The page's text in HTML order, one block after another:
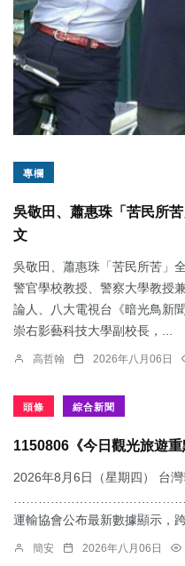
專欄
吳敬田、蕭惠珠「苦民所
文
吳敬田、蕭惠珠「苦民所苦」
警官學校教授、警察大學教授
論人、八大電視台《暗光鳥新
崇右影藝科技大學副校長，...
高哲翰 2026年八月06日
頭條 綜合新聞
1150806《今日觀光旅遊重
2026年8月6日（星期四） 台
……………………………………… 1.​
運輸協會公布最新數據顯示，
簡安 2026年八月06日